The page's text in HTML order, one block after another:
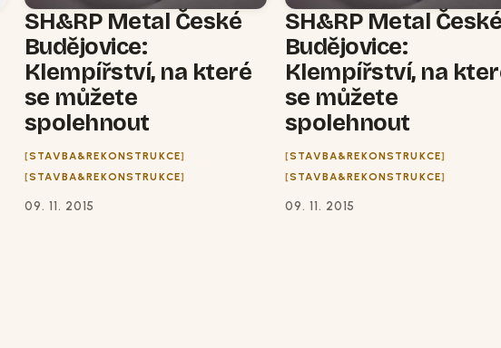
SH&RP Metal České
Budějovice:
Klempířství, na které
se můžete
spolehnout
STAVBA&REKONSTRUKCE
STAVBA&REKONSTRUKCE
09. 11. 2015
SH&RP Metal
Budějovice:
Klempířství, na
se můžete
spolehnout
STAVBA&REKONSTRUKCE
STAVBA&REKONSTRUKCE
09. 11. 2015